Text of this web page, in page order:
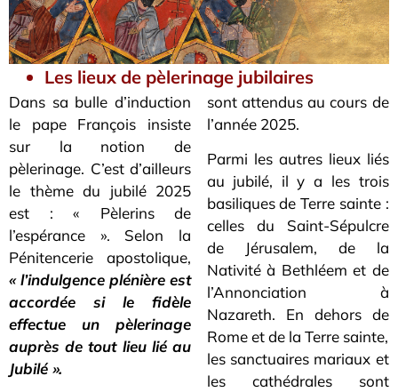
Les lieux de pèlerinage jubilaires
Dans sa bulle d’induction
le pape François insiste
sur la notion de
pèlerinage. C’est d’ailleurs
le thème du jubilé 2025
est : « Pèlerins de
l’espérance ». Selon la
Pénitencerie apostolique,
« l’indulgence plénière est
accordée si le fidèle
effectue un pèlerinage
auprès de tout lieu lié au
Jubilé ».
sont attendus au cours de
l’année 2025.
Parmi les autres lieux liés
au jubilé, il y a les trois
basiliques de Terre sainte :
celles du Saint-Sépulcre
de Jérusalem, de la
Nativité à Bethléem et de
l’Annonciation à
Nazareth. En dehors de
Rome et de la Terre sainte,
les sanctuaires mariaux et
les cathédrales sont